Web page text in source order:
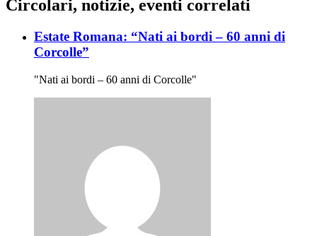
Circolari, notizie, eventi correlati
Estate Romana: “Nati ai bordi – 60 anni di
Corcolle”
"Nati ai bordi – 60 anni di Corcolle"